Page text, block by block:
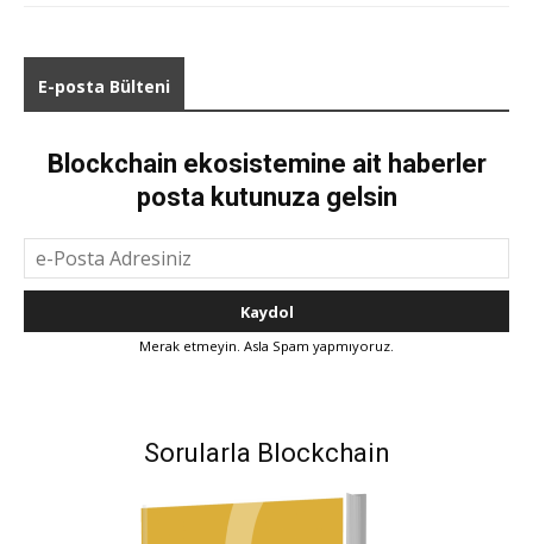
E-posta Bülteni
Blockchain ekosistemine ait haberler
posta kutunuza gelsin
Merak etmeyin. Asla Spam yapmıyoruz.
Sorularla Blockchain